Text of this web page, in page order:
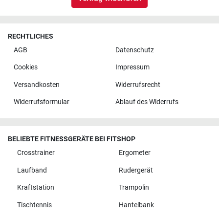
RECHTLICHES
AGB
Datenschutz
Cookies Impressum
Versandkosten Widerrufsrecht
Widerrufsformular Ablauf des Widerrufs
BELIEBTE FITNESSGERÄTE BEI FITSHOP
Crosstrainer
Ergometer
Laufband Rudergerät
Kraftstation Trampolin
Tischtennis Hantelbank